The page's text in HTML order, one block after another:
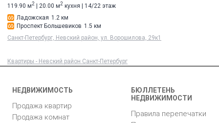
119.90 м2 | 20.00 м2 кухня | 14/22 этаж
Ладожская 1.2 км
Проспект Большевиков 1.5 км
Санкт-Петербург, Невский район, ул. Ворошилова, 29к1
Квартиры - Невский район Санкт-Петербург
НЕДВИЖИМОСТЬ
Продажа квартир
Продажа комнат
БЮЛЛЕТЕНЬ
НЕДВИЖИМОСТИ
Правила перепечатки